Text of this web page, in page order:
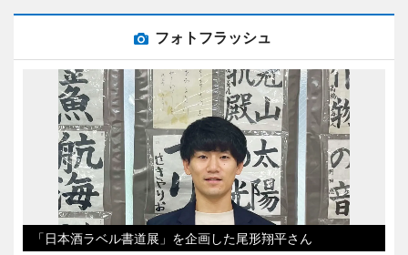
フォトフラッシュ
「日本酒ラベル書道展」を企画した尾形翔平さん